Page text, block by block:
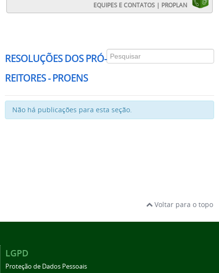
EQUIPES E CONTATOS | PROPLAN
Voltar para o topo
LGPD
Proteção de Dados Pessoais